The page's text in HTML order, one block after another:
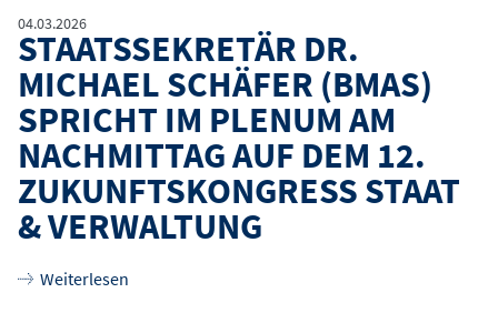
04.03.2026
STAATSSEKRETÄR DR.
MICHAEL SCHÄFER (BMAS)
SPRICHT IM PLENUM AM
NACHMITTAG AUF DEM 12.
ZUKUNFTSKONGRESS STAAT
& VERWALTUNG
Weiterlesen